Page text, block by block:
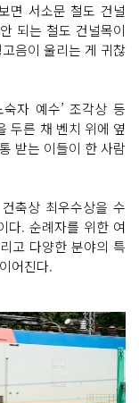
면 서소문 철도 건널
되는 철도 건널목이
음이 울리는 게 귀찮
자 예수’ 조각상 등
두른 채 벤치 위에 옆
받는 이들이 한 사람
축상 최우수상을 수
다. 순례자를 위한 여
고 다양한 분야의 특
어진다.